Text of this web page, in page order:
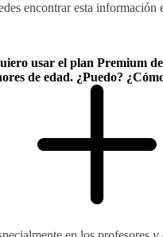
encontrar esta información
usar el plan Premium
de edad. ¿Puedo?